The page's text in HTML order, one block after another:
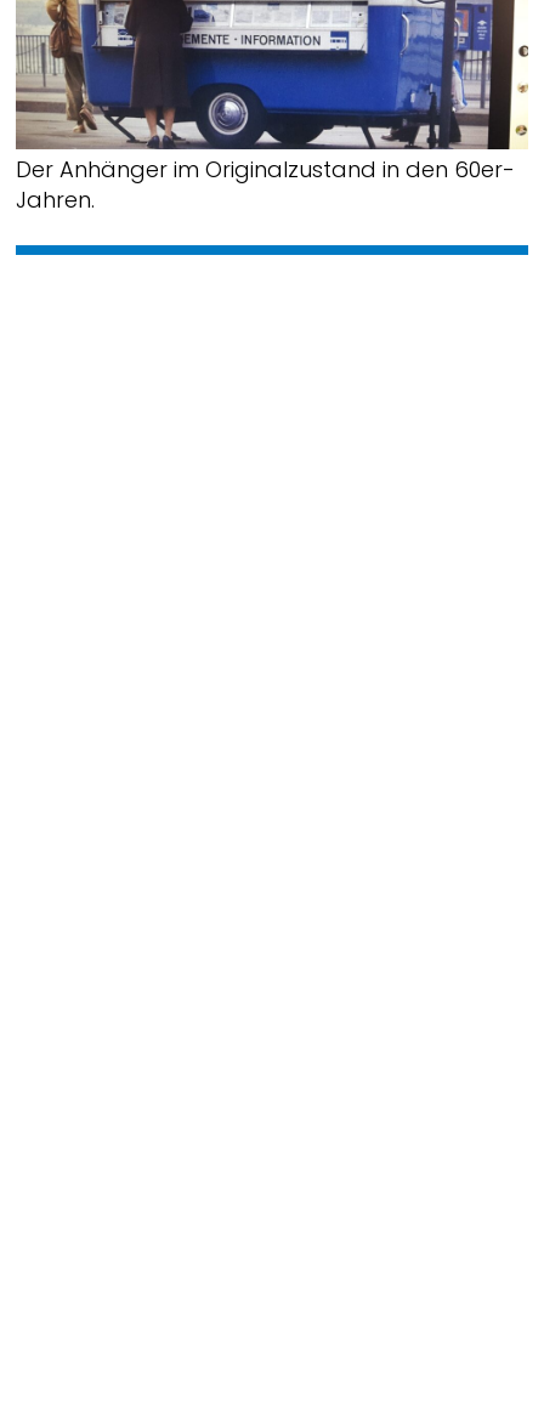
Der Anhänger im Originalzustand in den 60er-
Jahren.